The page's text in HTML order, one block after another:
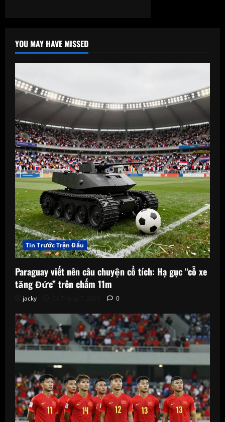
YOU MAY HAVE MISSED
Tin Trước Trận Đấu
Paraguay viết nên câu chuyện cổ tích: Hạ gục “cỗ xe
tăng Đức” trên chấm 11m
jacky 0